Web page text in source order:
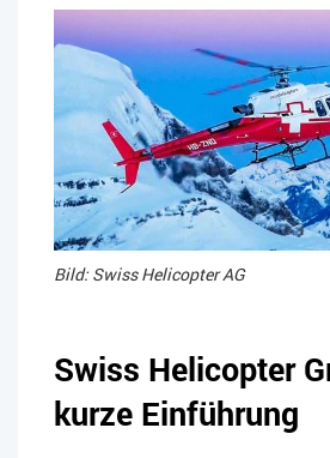
Bild: Swiss Helicopter AG
Swiss Helicopter
kurze Einführung